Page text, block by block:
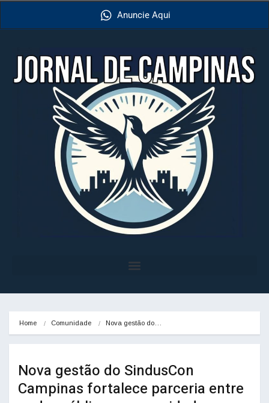
Anuncie Aqui
Home Comunidade Nova gestão do…
Nova gestão do SindusCon
Campinas fortalece parceria entre